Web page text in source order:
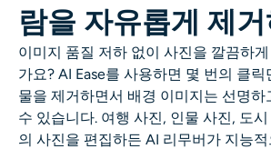
람을 자유롭게 제
이미지 품질 저하 없이 사진을 깔끔하
가요? AI Ease를 사용하면 몇 번의 클
물을 제거하면서 배경 이미지는 선명
수 있습니다. 여행 사진, 인물 사진, 도
의 사진을 편집하든 AI 리무버가 지능